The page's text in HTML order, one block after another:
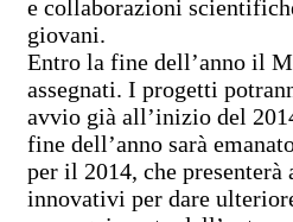
e collaborazioni
giovani.
Entro la fine dell’anno il
assegnati. I progetti
avvio già all’inizio del
fine dell’anno sarà
per il 2014, che presenterà
innovativi per dare